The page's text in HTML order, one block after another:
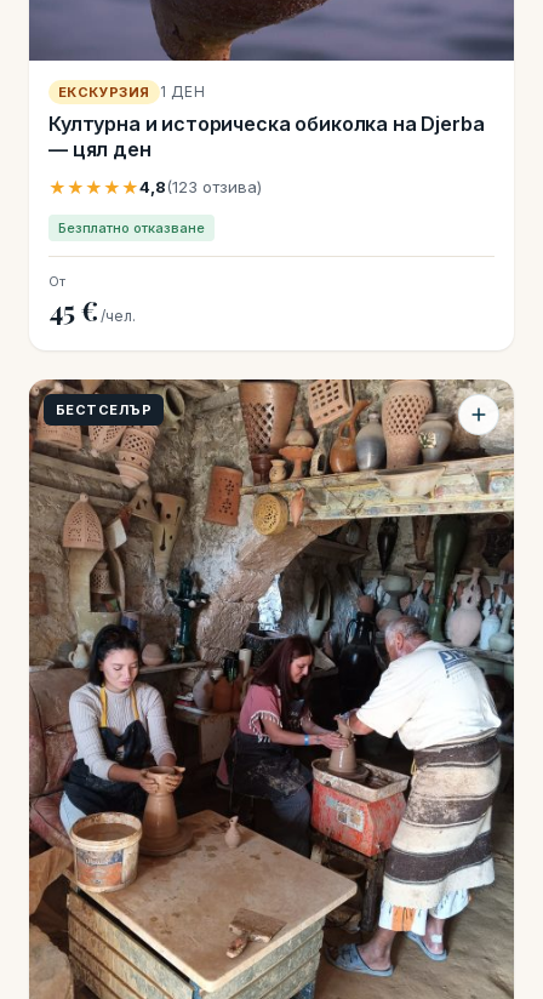
ЕКСКУРЗИЯ 1 ДЕН
Културна и историческа обиколка на Djerba
— цял ден
★★★★★4,8(123 отзива)
Безплатно отказване
От
45 € /чел.
БЕСТСЕЛЪР